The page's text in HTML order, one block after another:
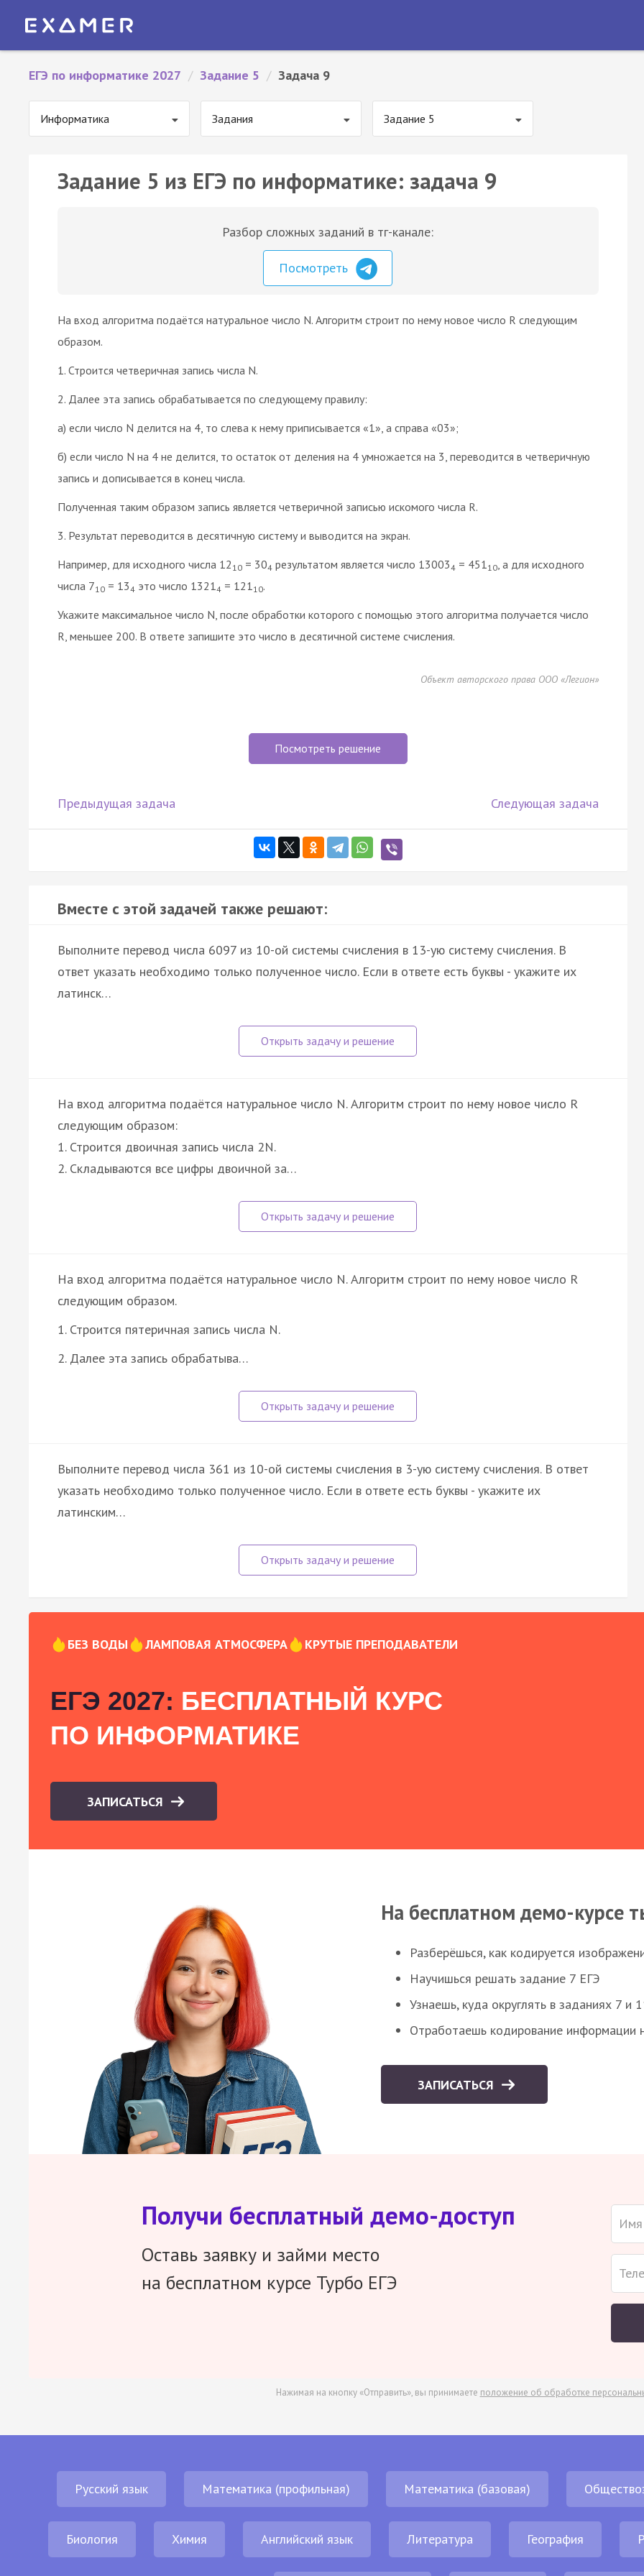
ЕГЭ по информатике 2027 / Задание 5 / Задача 9
Информатика Задания Задание 5
Задание 5 из ЕГЭ по информатике: задача 9
Разбор сложных заданий в тг-канале:
Посмотреть
На вход алгоритма подаётся натуральное число N. Алгоритм строит по нему новое число R следующим
образом.
1. Строится четверичная запись числа N.
2. Далее эта запись обрабатывается по следующему правилу:
а) если число N делится на 4, то слева к нему приписывается «1», а справа «03»;
б) если число N на 4 не делится, то остаток от деления на 4 умножается на 3, переводится в четверичную
запись и дописывается в конец числа.
Полученная таким образом запись является четверичной записью искомого числа R.
3. Результат переводится в десятичную систему и выводится на экран.
Например, для исходного числа 12 10 = 304 результатом является число 130034 = 45110 , а для исходного
числа 710 = 134 это число 13214 = 12110.
Укажите максимальное число N, после обработки которого с помощью этого алгоритма получается число
R, меньшее 200. В ответе запишите это число в десятичной системе счисления.
Объект авторского права ООО «Легион»
Посмотреть решение
Предыдущая задача Следующая задача
Вместе с этой задачей также решают:
Выполните перевод числа 6097 из 10-ой системы счисления в 13-ую систему счисления. В
ответ указать необходимо только полученное число. Если в ответе есть буквы - укажите их
латинск…
На вход алгоритма подаётся натуральное число N. Алгоритм строит по нему новое число R
следующим образом:
1. Строится двоичная запись числа 2N.
2. Складываются все цифры двоичной за…
На вход алгоритма подаётся натуральное число N. Алгоритм строит по нему новое число R
следующим образом.
1. Строится пятеричная запись числа N.
2. Далее эта запись обрабатыва…
Выполните перевод числа 361 из 10-ой системы счисления в 3-ую систему счисления. В ответ
указать необходимо только полученное число. Если в ответе есть буквы - укажите их
латинским…
БЕЗ ВОДЫ ЛАМПОВАЯ АТМОСФЕРА КРУТЫЕ ПРЕПОДАВАТЕЛИ
ЕГЭ 2027: БЕСПЛАТНЫЙ КУРС
ПО ИНФОРМАТИКЕ
ЗАПИСАТЬСЯ
На бесплатном демо-курсе
Разберёшься, как кодируется
Научишься решать задание 7 ЕГЭ
Узнаешь, куда округлять в заданиях 7 и
Отработаешь кодирование информации
ЗАПИСАТЬСЯ
Получи бесплатный демо-доступ
Оставь заявку и займи место
на бесплатном курсе Турбо ЕГЭ
Нажимая на кнопку «Отправить», вы принимаете положение об обработке
Русский язык Математика (профильная) Математика (базовая)
Биология Химия Английский язык Литература География